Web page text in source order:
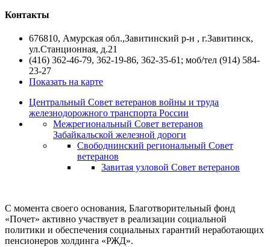
Контакты
676810, Амурская обл.,Завитинский р-н , г.Завитинск,
ул.Станционная, д.21
(416) 362-46-79, 362-19-86, 362-35-61; моб/тел (914) 584-
23-27
Показать на карте
Центральный Совет ветеранов войны и труда
железнодорожного транспорта России
Межрегиональный Совет ветеранов
Забайкальской железной дороги
Свободнинский региональный Совет
ветеранов
Завитая узловой Совет ветеранов
С момента своего основания, Благотворительный фонд
«Почет» активно участвует в реализации социальной
политики и обеспечения социальных гарантий неработающих
пенсионеров холдинга «РЖД».